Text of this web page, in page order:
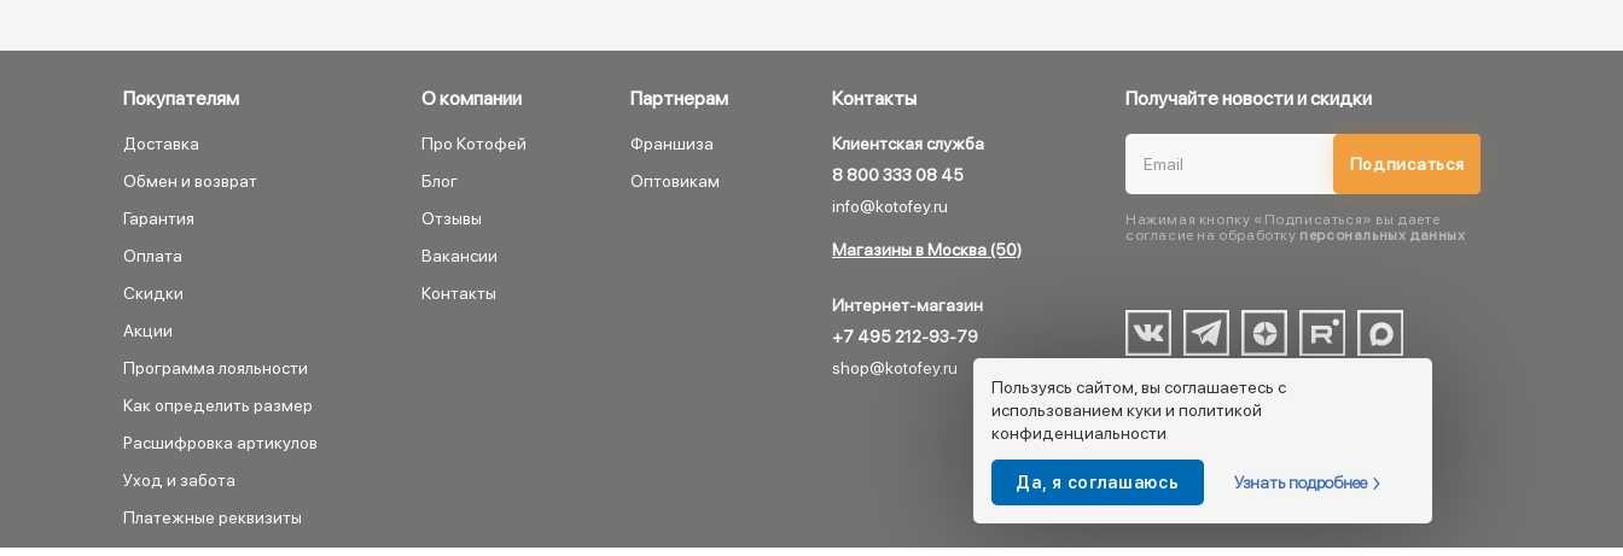
Покупателям
Доставка
Обмен и возврат
Гарантия
Оплата
Скидки
Акции
Программа лояльности
Как определить размер
Расшифровка артикулов
Уход и забота
Платежные реквизиты
О компании
Про Котофей
Блог
Отзывы
Вакансии
Контакты
Партнерам
Франшиза
Оптовикам
Контакты
Клиентская служба
8 800 333 08 45
info@kotofey.ru
Магазины в Москва (50)
Интернет-магазин
+7 495 212-93-79
shop@kotofey.ru
Получайте новости и скидки
Подписаться
Нажимая кнопку «Подписаться» вы даете
согласие на обработку персональных данных
Пользуясь сайтом, вы соглашаетесь с
использованием куки и политикой
конфиденциальности
Да, я соглашаюсь Узнать подробнее